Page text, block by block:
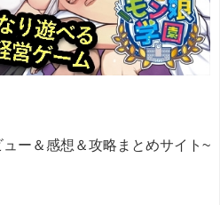
ー＆感想＆攻略まとめサイト~